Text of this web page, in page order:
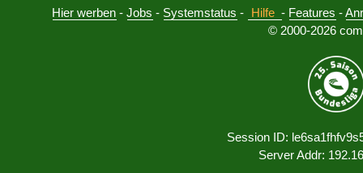
Hier werben -Jobs - Systemstatus - Hilfe - Features -
© 2000-2026
Session ID:
Server Addr: